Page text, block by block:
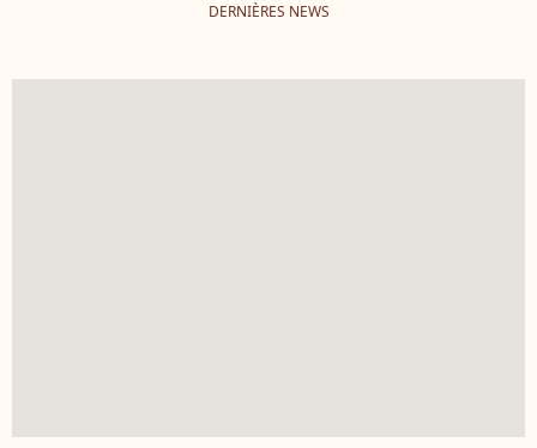
DERNIÈRES NEWS